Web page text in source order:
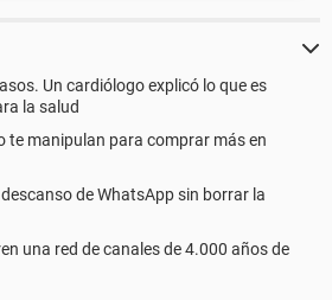
Un cardiólogo explicó lo que es
la salud
te manipulan para comprar más en
de WhatsApp sin borrar la
una red de canales de 4.000 años de